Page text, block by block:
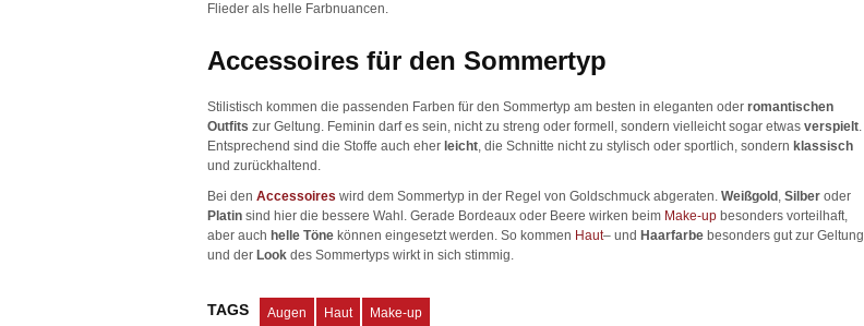
Flieder als helle Farbnuancen.
Accessoires für den Sommertyp
Stilistisch kommen die passenden Farben für den Sommertyp am besten in eleganten oder romantischen
Outfits zur Geltung. Feminin darf es sein, nicht zu streng oder formell, sondern vielleicht sogar etwas verspielt.
Entsprechend sind die Stoffe auch eher leicht, die Schnitte nicht zu stylisch oder sportlich, sondern klassisch
und zurückhaltend.
Bei den Accessoires wird dem Sommertyp in der Regel von Goldschmuck abgeraten. Weißgold , Silber oder
Platin sind hier die bessere Wahl. Gerade Bordeaux oder Beere wirken beim Make-up besonders vorteilhaft,
aber auch helle Töne können eingesetzt werden. So kommen Haut– und Haarfarbe besonders gut zur Geltung
und der Look des Sommertyps wirkt in sich stimmig.
TAGS Augen Haut Make-up